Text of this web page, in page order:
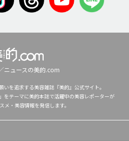
ニュースの美的.com
いを追求する美容雑誌『美的』公式サイト。
をテーマに美的本誌で活躍中の美容レポーターが
メ・美容情報を発信します。